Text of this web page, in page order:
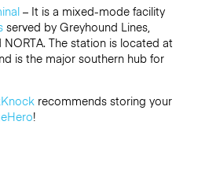
– It is a mixed-mode facility
served by Greyhound Lines,
The station is located at
is the major southern hub for
recommends storing your
!